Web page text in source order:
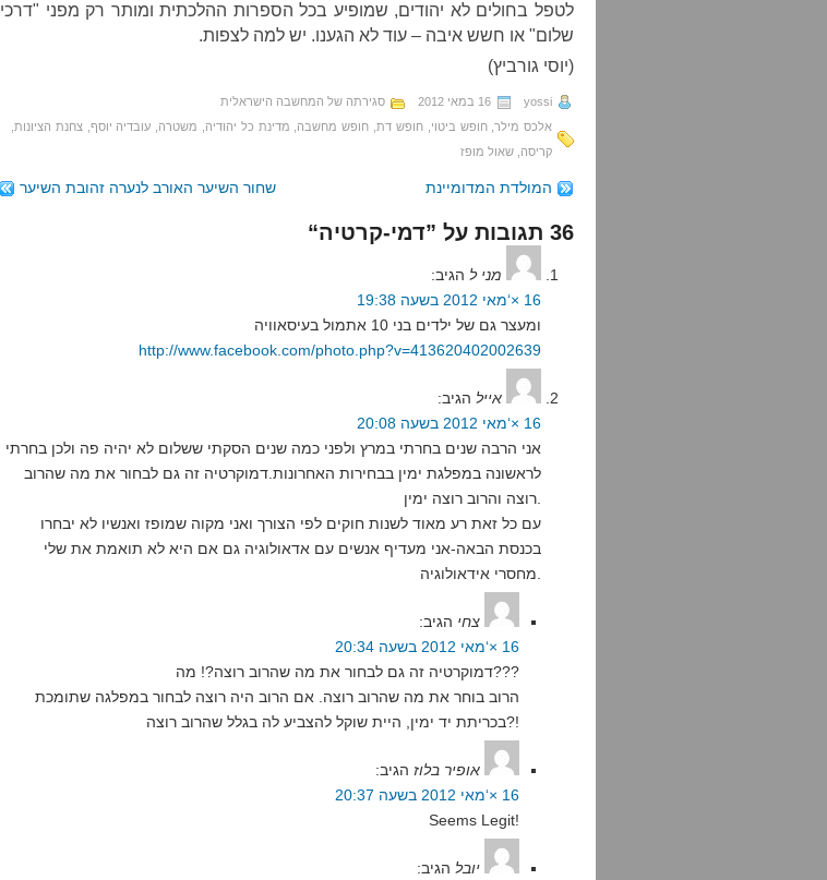
לטפל בחולים לא יהודים, שמופיע בכל הספרות ההלכתית ומותר רק מפני "דרכי
שלום" או חשש איבה – עוד לא הגענו. יש למה לצפות.
(יוסי גורביץ)
yossi 16 במאי 2012
סגירתה של המחשבה הישראלית
אלכס מילר,חופש ביטוי ,חופש דת, חופש מחשבה מדינת כל יהודיה משטרה עובדיה יוסף ,צחנת הציונות
קריסה שאול מופז
המולדת המדומיינת שחור השיער האורב לנערה זהובת השיער
36 תגובות על ”דמי-קרטיה“
מני ל הגיב:
16 ×‘מאי 2012 בשעה 19:38
ומעצר גם של ילדים בני 10 אתמול בעיסאוויה
http://www.facebook.com/photo.php?v=413620402002639
אייל הגיב:
16 ×‘מאי 2012 בשעה 20:08
אני הרבה שנים בחרתי במרץ ולפני כמה שנים הסקתי ששלום לא יהיה פה ולכן בחרתי
לראשונה במפלגת ימין בבחירות האחרונות.דמוקרטיה זה גם לבחור את מה שהרוב
עם כל זאת רע מאוד לשנות חוקים לפי הצורך ואני מקוה שמופז ואנשיו לא יבחרו
בכנסת הבאה-אני מעדיף אנשים עם אדאולוגיה גם אם היא לא תואמת את שלי
צחי הגיב:
16 ×‘מאי 2012 בשעה 20:34
דמוקרטיה זה גם לבחור את מה שהרוב רוצה?! מה???
הרוב בוחר את מה שהרוב רוצה. אם הרוב היה רוצה לבחור במפלגה שתומכת
בכריתת יד ימין, היית שוקל להצביע לה בגלל שהרוב רוצה?!
אופיר בלוז הגיב:
16 ×‘מאי 2012 בשעה 20:37
Seems Legit!
יובל הגיב: